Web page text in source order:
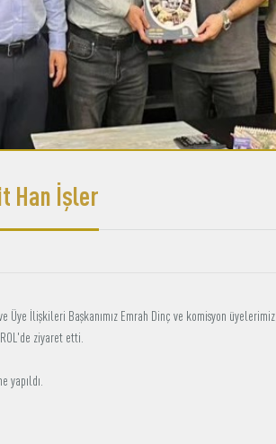
Han İşler
Üye İlişkileri Başkanımız Emrah Dinç ve komisyon üyelerimiz,
ziyaret etti.